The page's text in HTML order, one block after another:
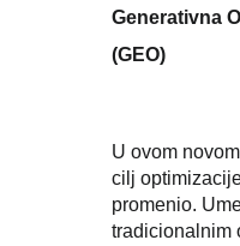
Generativna
(GEO)
U ovom
cilj
promenio.
tradicionalnim